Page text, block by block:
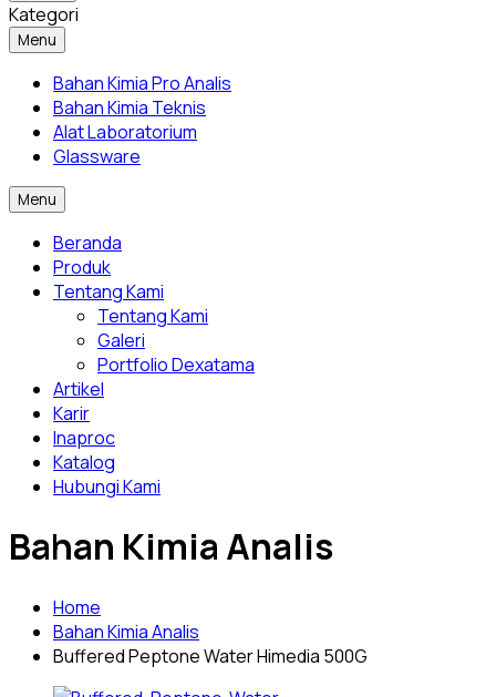
Kategori
Menu
Bahan Kimia Pro Analis
Bahan Kimia Teknis
Alat Laboratorium
Glassware
Menu
Beranda
Produk
Tentang Kami
Tentang Kami
Galeri
Portfolio Dexatama
Artikel
Karir
Inaproc
Katalog
Hubungi Kami
Bahan Kimia Analis
Home
Bahan Kimia Analis
Buffered Peptone Water Himedia 500G